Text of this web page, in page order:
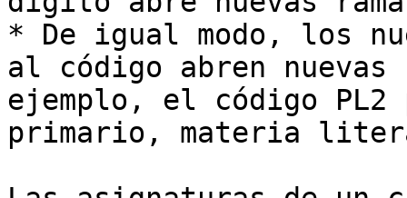
* De igual modo, los
al código abren
ejemplo, el código
primario, materia